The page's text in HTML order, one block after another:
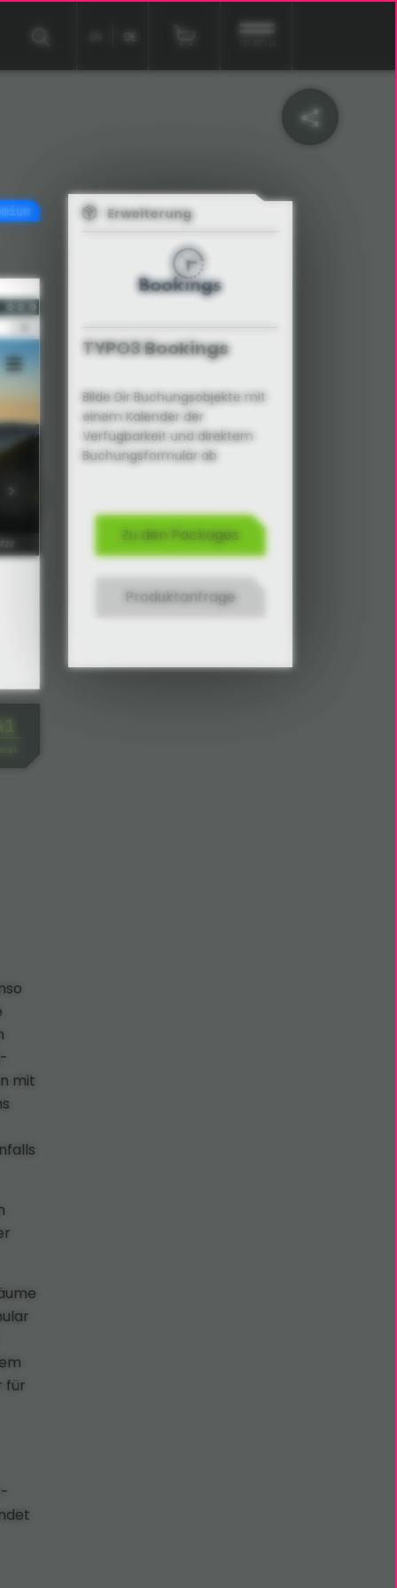
DE
mit
für
Erweiterung
TYPO3 Bookings
Bilde Dir Buchungsobjekte mit
einem Kalender der
Verfügbarkeit und direktem
Buchungsformular ab
Zu den Packages
Produktanfrage